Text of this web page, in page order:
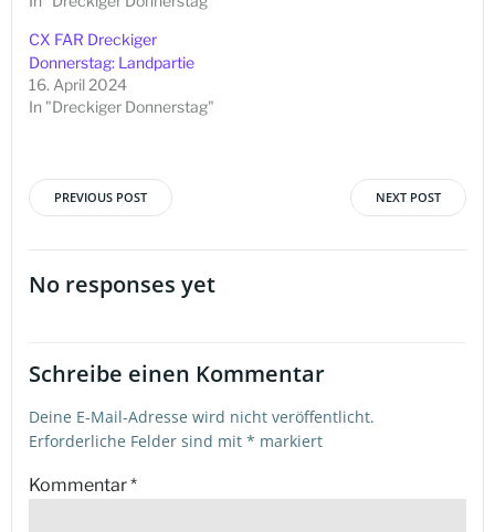
CX FAR Dreckiger
Donnerstag: Landpartie
16. April 2024
In "Dreckiger Donnerstag"
Beitragsnavigation
PREVIOUS POST NEXT POST
No responses yet
Schreibe einen Kommentar
Deine E-Mail-Adresse wird nicht veröffentlicht.
Erforderliche Felder sind mit * markiert
Kommentar*